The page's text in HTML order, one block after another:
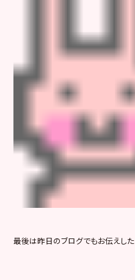
最後は昨日のブログでもお伝えした